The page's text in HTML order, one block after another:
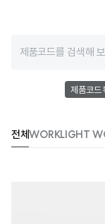
제품코드
전체WORKLIGHT